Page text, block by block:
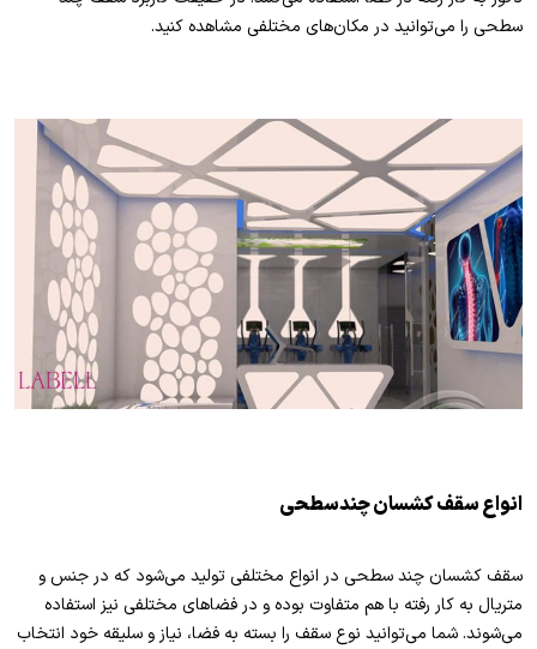
سطحی را می‌توانید در مکان‌های مختلفی مشاهده کنید.
انواع سقف کشسان چندسطحی
سقف کشسان چند سطحی در انواع مختلفی تولید می‌شود که در جنس و
متریال به کار رفته با هم متفاوت بوده و در فضاهای مختلفی نیز استفاده
می‌شوند. شما می‌توانید نوع سقف را بسته به فضا، نیاز و سلیقه خود انتخاب